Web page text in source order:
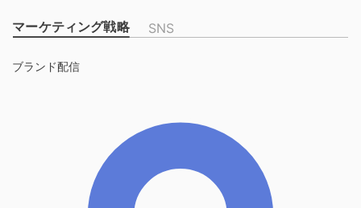
マーケティング戦略 SNS